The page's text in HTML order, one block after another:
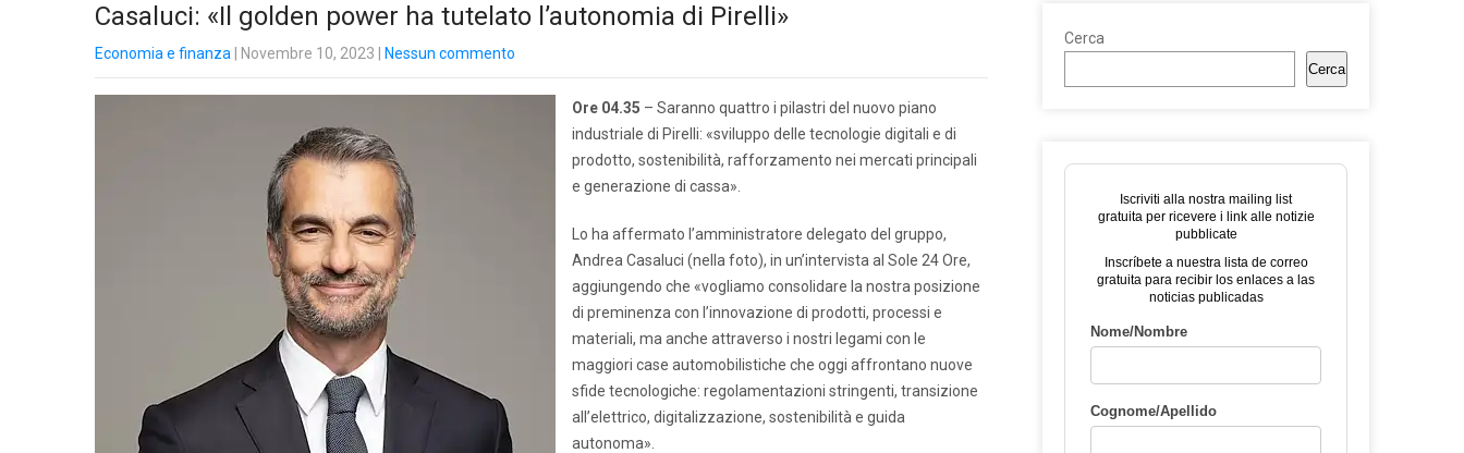
Casaluci: «Il golden power ha tutelato l’autonomia di Pirelli»
Economia e finanza | Novembre 10, 2023 Nessun commento
Ore 04.35 – Saranno quattro i pilastri del nuovo piano
industriale di Pirelli: «sviluppo delle tecnologie digitali e di
prodotto, sostenibilità, rafforzamento nei mercati principali
e generazione di cassa».
Lo ha affermato l’amministratore delegato del gruppo,
Andrea Casaluci (nella foto), in un’intervista al Sole 24 Ore,
aggiungendo che «vogliamo consolidare la nostra posizione
di preminenza con l’innovazione di prodotti, processi e
materiali, ma anche attraverso i nostri legami con le
maggiori case automobilistiche che oggi affrontano nuove
sfide tecnologiche: regolamentazioni stringenti, transizione
all’elettrico, digitalizzazione, sostenibilità e guida
autonoma».
Cerca
Cerca
Iscriviti alla nostra mailing list
gratuita per ricevere i link alle notizie
pubblicate
Inscríbete a nuestra lista de correo
gratuita para recibir los enlaces a las
noticias publicadas
Nome/Nombre
Cognome/Apellido